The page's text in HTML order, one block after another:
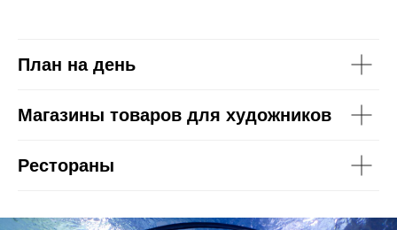
План на день
Магазины товаров для художников
Рестораны